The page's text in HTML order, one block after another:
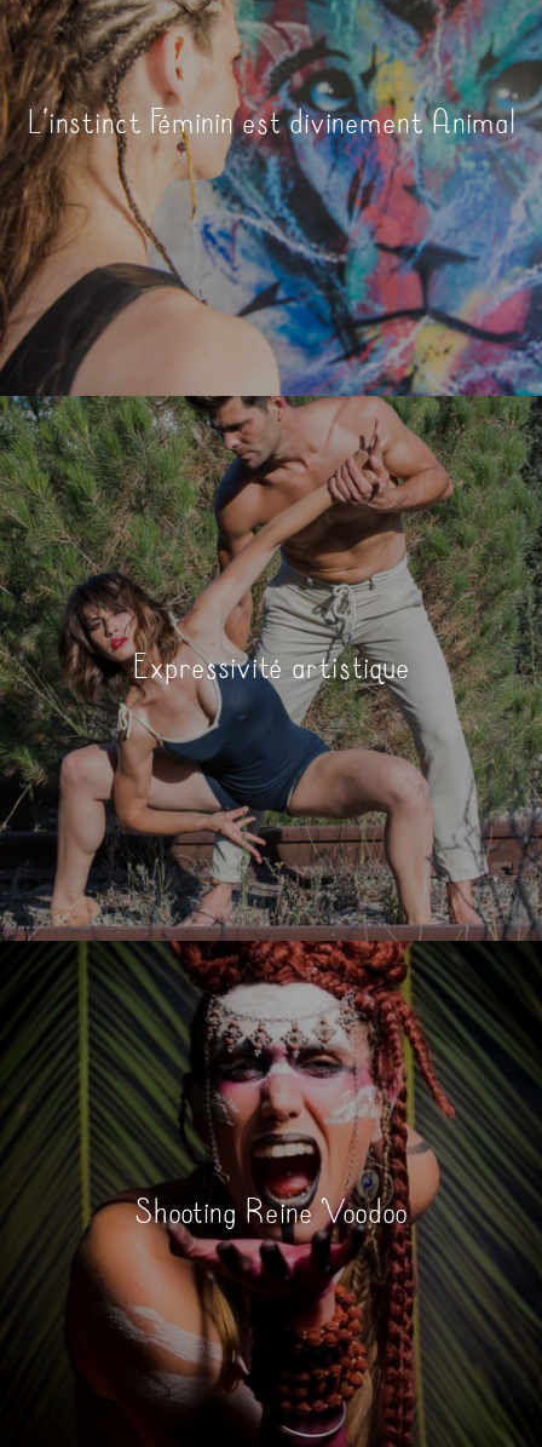
L’instinct Féminin est divinement Animal
Expressivité artistique
Shooting Reine Voodoo